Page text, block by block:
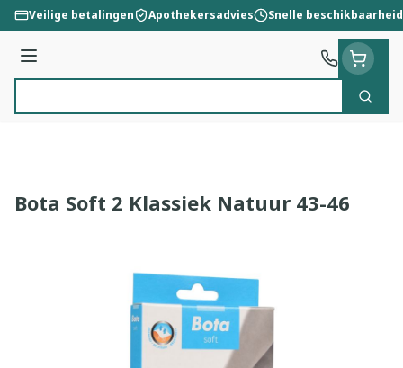
Ga naar de inhoud
Veilige betalingen Apothekersadvies Snelle beschikbaarheid
Menu
Zoek
Bota Soft 2 Klassiek Natuur 43-46